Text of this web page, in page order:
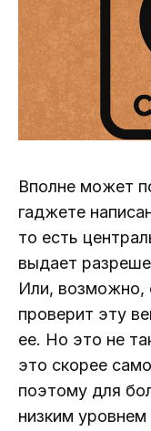
Вполне может
гаджете
то есть
выдает
Или, возможно,
проверит эту
ее. Но это не
это скорее
поэтому для
низким уровнем